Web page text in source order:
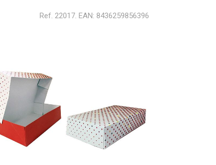
Ref. 22017. EAN: 8436259856396